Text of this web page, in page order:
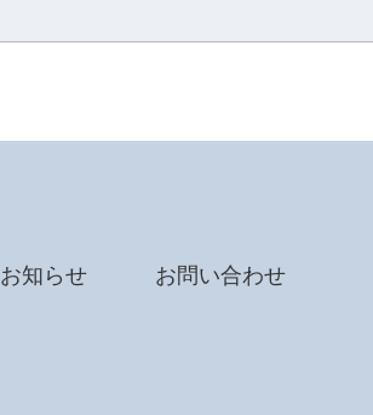
お知らせ お問い合わせ